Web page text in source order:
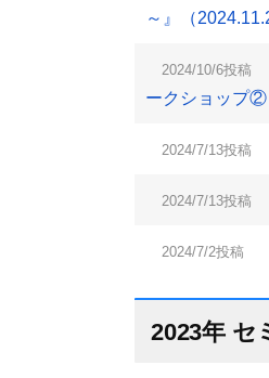
～』（
2024/10/6投稿
ークショップ②
2024/7/13投稿
2024/7/13投稿
2024/7/2投稿
2023年 セ